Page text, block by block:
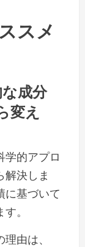
スメ
成分
変え
学的アプロ
解決しま
に基づいて
。
由は、